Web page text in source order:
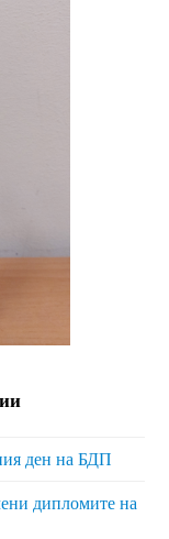
ден на БДП
дипломите на